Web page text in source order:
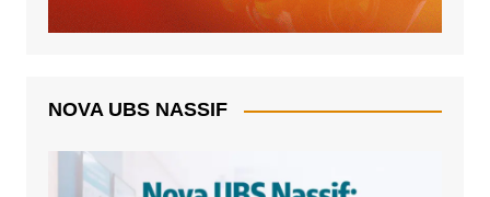
NOVA UBS NASSIF